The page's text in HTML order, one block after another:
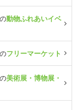
動物ふれあいイベ
フリーマーケット
美術展・博物展・